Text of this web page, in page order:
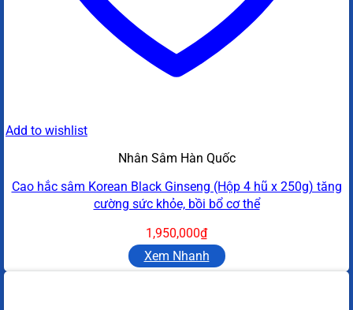
Add to wishlist
Nhân Sâm Hàn Quốc
Cao hắc sâm Korean Black Ginseng (Hộp 4 hũ x 250g) tăng
cường sức khỏe, bồi bổ cơ thể
1,950,000₫
Xem Nhanh